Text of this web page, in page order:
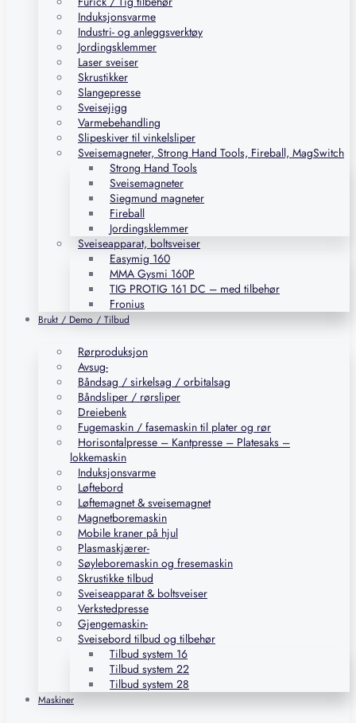
Induksjonsvarme
Industri- og anleggsverktøy
Jordingsklemmer
Laser sveiser
Skrustikker
Slangepresse
Sveisejigg
Varmebehandling
Slipeskiver til vinkelsliper
Sveisemagneter, Strong Hand Tools, Fireball, MagSwitch
Strong Hand Tools
Sveisemagneter
Siegmund magneter
Fireball
Jordingsklemmer
Sveiseapparat, boltsveiser
Easymig 160
MMA Gysmi 160P
TIG PROTIG 161 DC – med tilbehør
Fronius
Brukt / Demo / Tilbud
Rørproduksjon
Avsug-
Båndsag / sirkelsag / orbitalsag
Båndsliper / rørsliper
Dreiebenk
Fugemaskin / fasemaskin til plater og rør
Horisontalpresse – Kantpresse – Platesaks –
lokkemaskin
Induksjonsvarme
Løftebord
Løftemagnet & sveisemagnet
Magnetboremaskin
Mobile kraner på hjul
Plasmaskjærer-
Søyleboremaskin og fresemaskin
Skrustikke tilbud
Sveiseapparat & boltsveiser
Verkstedpresse
Gjengemaskin-
Sveisebord tilbud og tilbehør
Tilbud system 16
Tilbud system 22
Tilbud system 28
Maskiner